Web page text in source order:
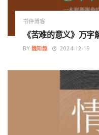
书评博客
《苦难的意义》万
BY 魏知超 2024-12-19